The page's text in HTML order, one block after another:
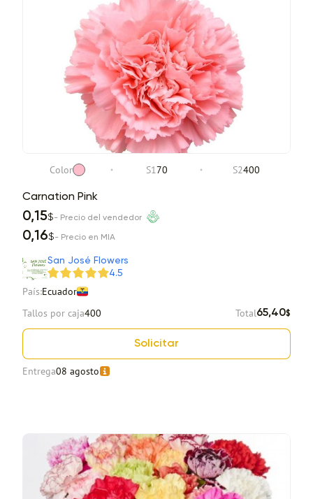
Color S170 S2400
Carnation Pink
0,15$- Precio del vendedor
0,16$- Precio en MIA
San José Flowers
4.5
País:Ecuador
Tallos por caja400 Total65,40$
Solicitar
Entrega08 agosto